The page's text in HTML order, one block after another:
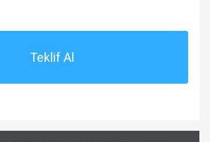
Teklif Al